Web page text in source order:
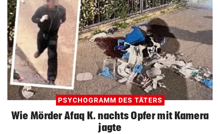
PSYCHOGRAMM DES TÄTERS
Wie Mörder Afaq K. nachts Opfer mit Kamera
jagte